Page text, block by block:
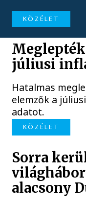
KÖZÉLET
júliusi
Hatalmas
elemzők a
adatot.
KÖZÉLET
Sorra
alacsony